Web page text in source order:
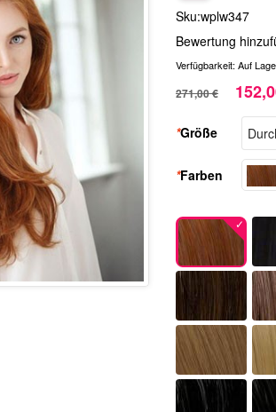
Sku:wplw347
Bewertung
Verfügbarkeit: Auf
271,00 €
*Größe
*Farben